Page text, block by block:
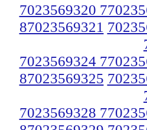
7023569320
87023569321
7023569324
87023569325
7023569328